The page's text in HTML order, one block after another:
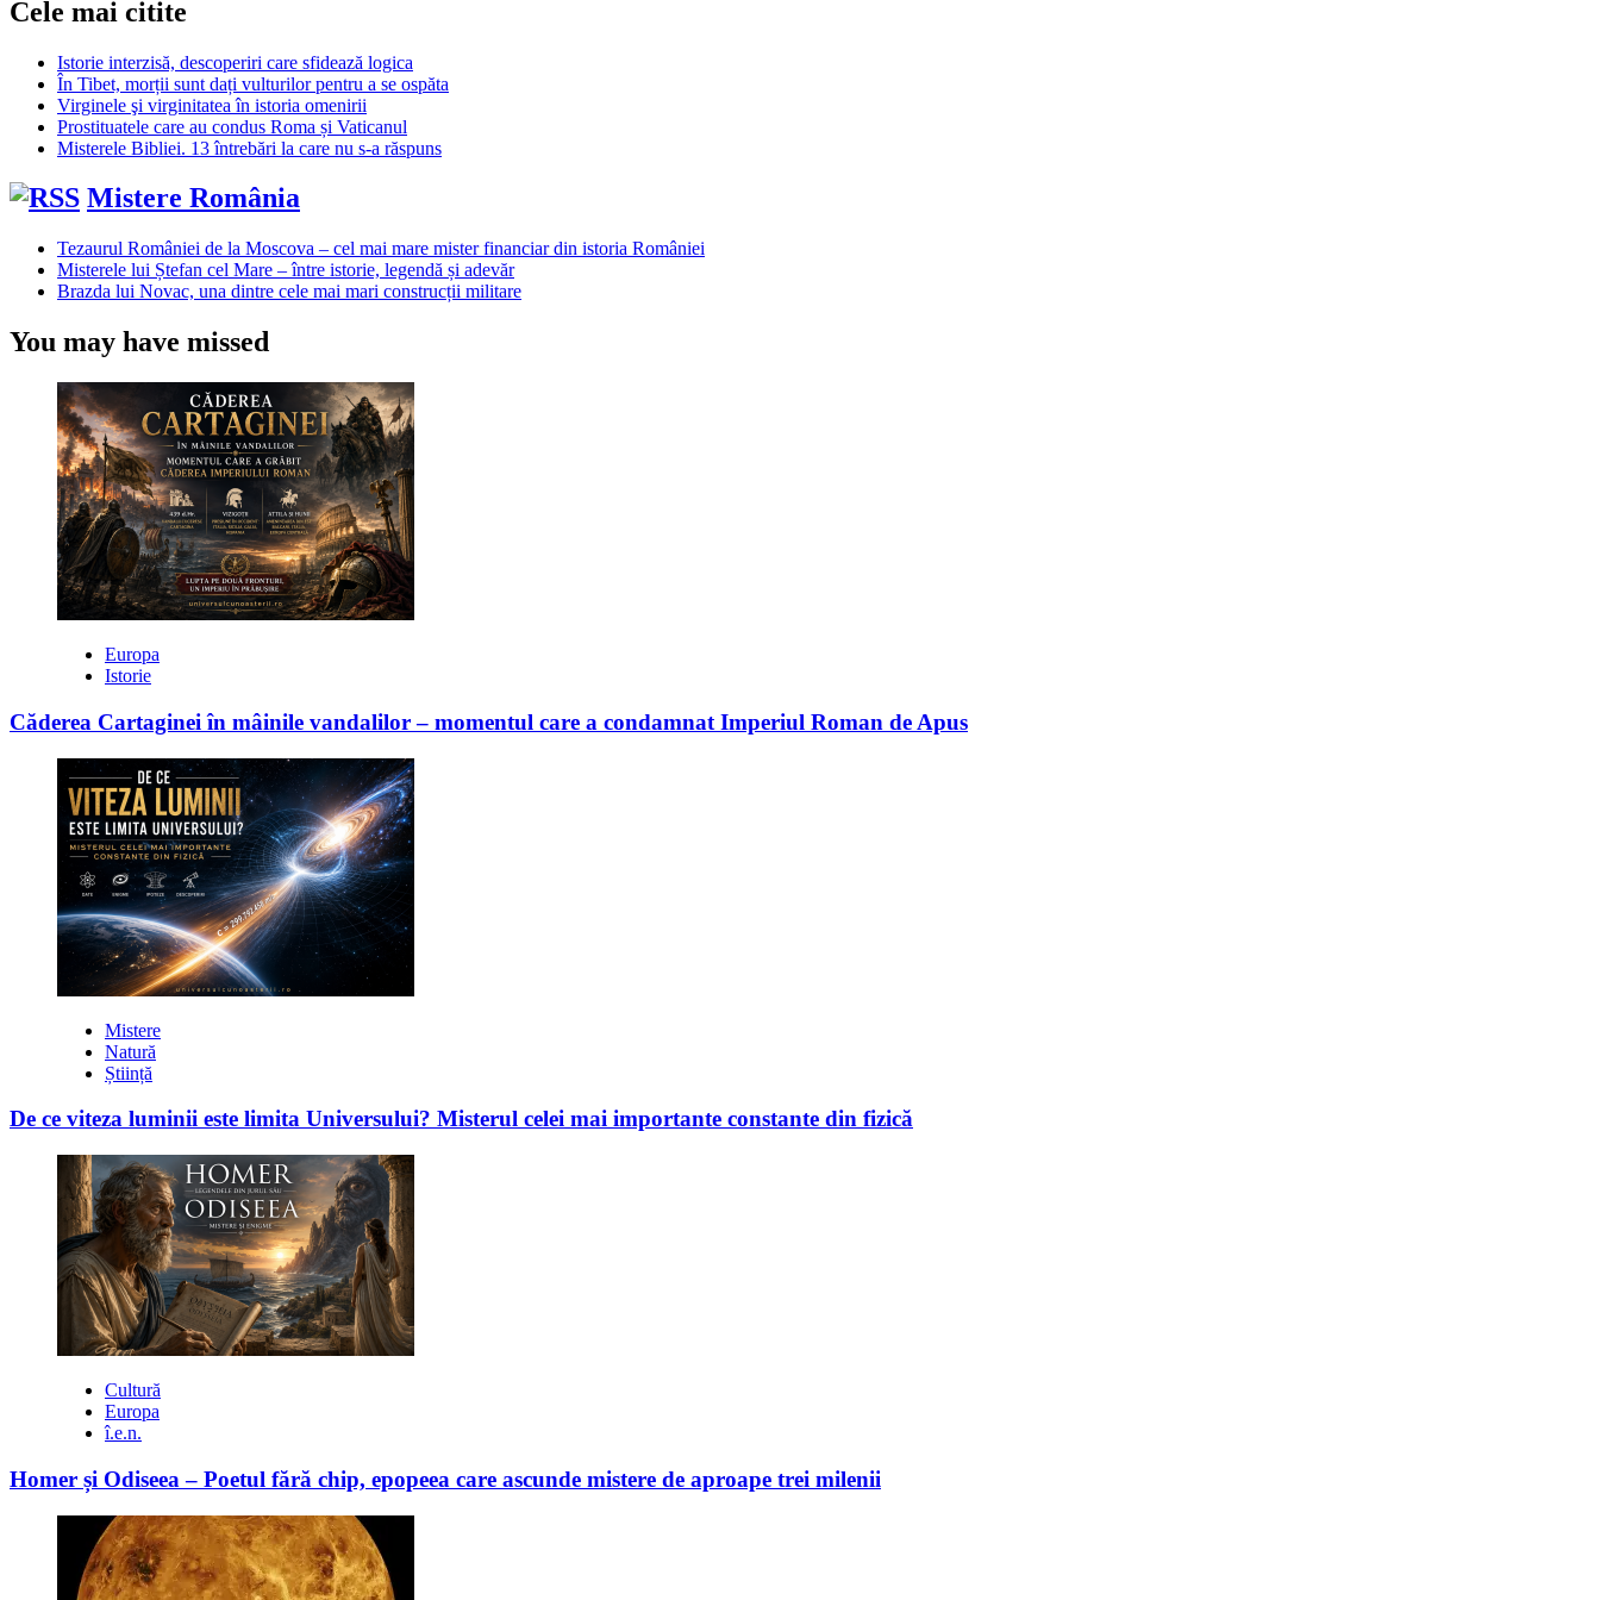
Cele mai citite
Istorie interzisă, descoperiri care sfidează logica
În Tibet, morții sunt dați vulturilor pentru a se ospăta
Virginele şi virginitatea în istoria omenirii
Prostituatele care au condus Roma și Vaticanul
Misterele Bibliei. 13 întrebări la care nu s-a răspuns
Mistere România
Tezaurul României de la Moscova – cel mai mare mister financiar din istoria României
Misterele lui Ștefan cel Mare – între istorie, legendă și adevăr
Brazda lui Novac, una dintre cele mai mari construcții militare
You may have missed
Europa
Istorie
Căderea Cartaginei în mâinile vandalilor – momentul care a condamnat Imperiul Roman de Apus
Mistere
Natură
Știință
De ce viteza luminii este limita Universului? Misterul celei mai importante constante din fizică
Cultură
Europa
î.e.n.
Homer și Odiseea – Poetul fără chip, epopeea care ascunde mistere de aproape trei milenii